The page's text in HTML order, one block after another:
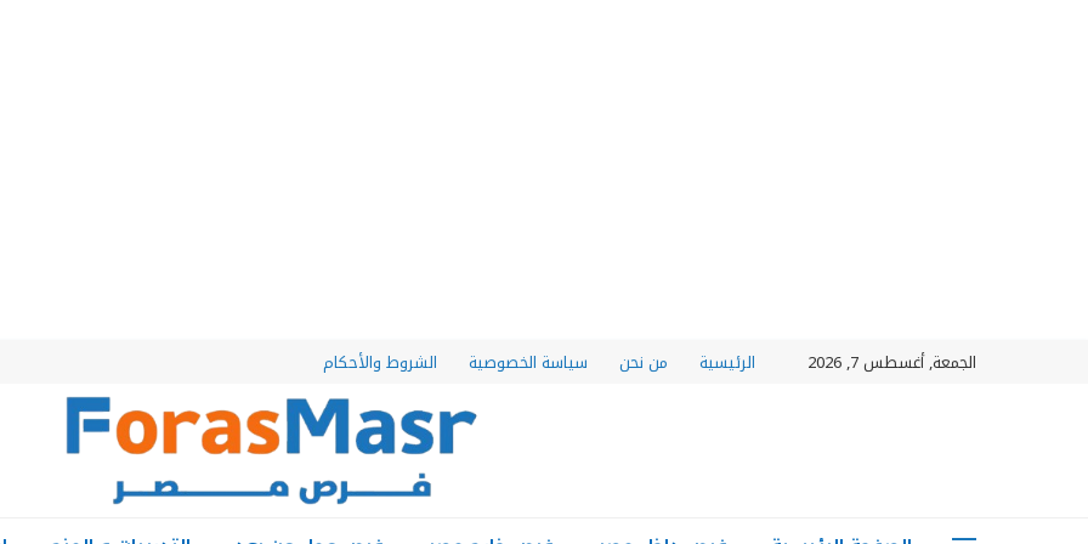
الجمعة, أغسطس 7, 2026 الرئيسية من نحن سياسة الخصوصية الشروط والأحكام